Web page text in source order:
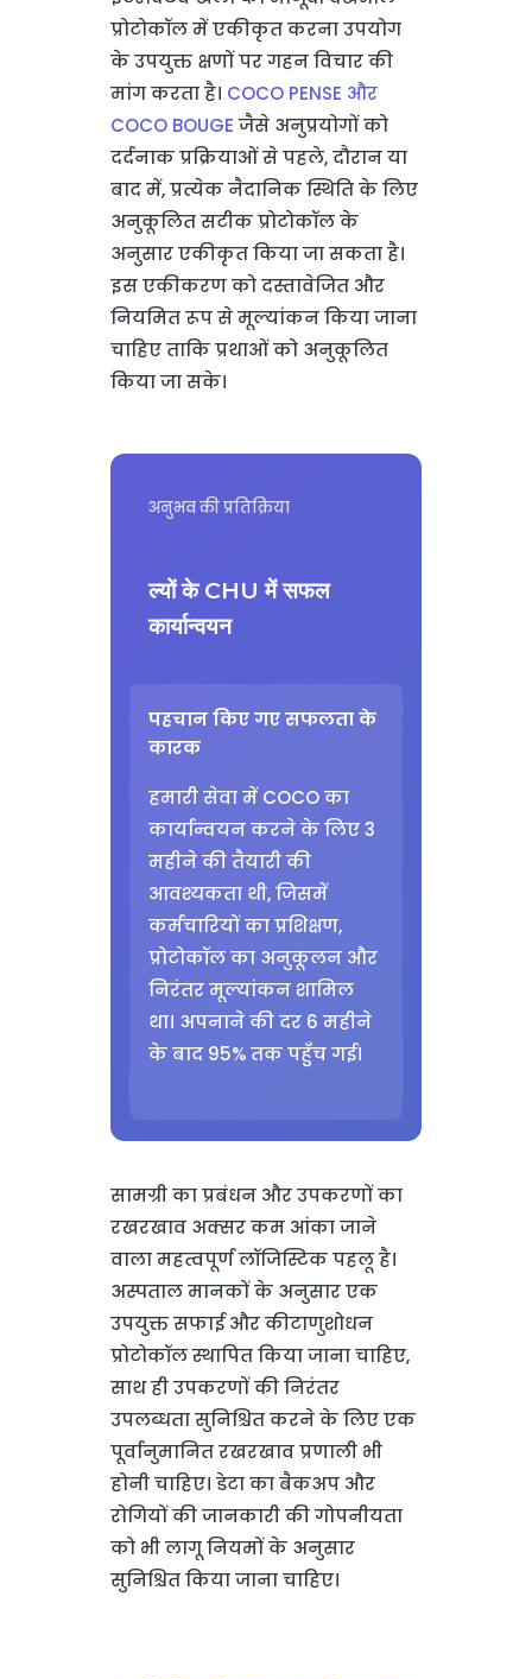
प्रोटोकॉल में एकीकृत करना उपयोग
के उपयुक्त क्षणों पर गहन विचार की
मांग करता है। COCO PENSE और
COCO BOUGE जैसे अनुप्रयोगों को
दर्दनाक प्रक्रियाओं से पहले, दौरान या
बाद में, प्रत्येक नैदानिक स्थिति के लिए
अनुकूलित सटीक प्रोटोकॉल के
अनुसार एकीकृत किया जा सकता है।
इस एकीकरण को दस्तावेजित और
नियमित रूप से मूल्यांकन किया जाना
चाहिए ताकि प्रथाओं को अनुकूलित
किया जा सके।
अनुभव की प्रतिक्रिया
ल्यों के CHU में सफल
कार्यान्वयन
पहचान किए गए सफलता के
कारक
हमारी सेवा में COCO का
कार्यान्वयन करने के लिए 3
महीने की तैयारी की
आवश्यकता थी, जिसमें
कर्मचारियों का प्रशिक्षण,
प्रोटोकॉल का अनुकूलन और
निरंतर मूल्यांकन शामिल
था। अपनाने की दर 6 महीने
के बाद 95% तक पहुँच गई।
सामग्री का प्रबंधन और उपकरणों का
रखरखाव अक्सर कम आंका जाने
वाला महत्वपूर्ण लॉजिस्टिक पहलू है।
अस्पताल मानकों के अनुसार एक
उपयुक्त सफाई और कीटाणुशोधन
प्रोटोकॉल स्थापित किया जाना चाहिए,
साथ ही उपकरणों की निरंतर
उपलब्धता सुनिश्चित करने के लिए एक
पूर्वानुमानित रखरखाव प्रणाली भी
होनी चाहिए। डेटा का बैकअप और
रोगियों की जानकारी की गोपनीयता
को भी लागू नियमों के अनुसार
सुनिश्चित किया जाना चाहिए।